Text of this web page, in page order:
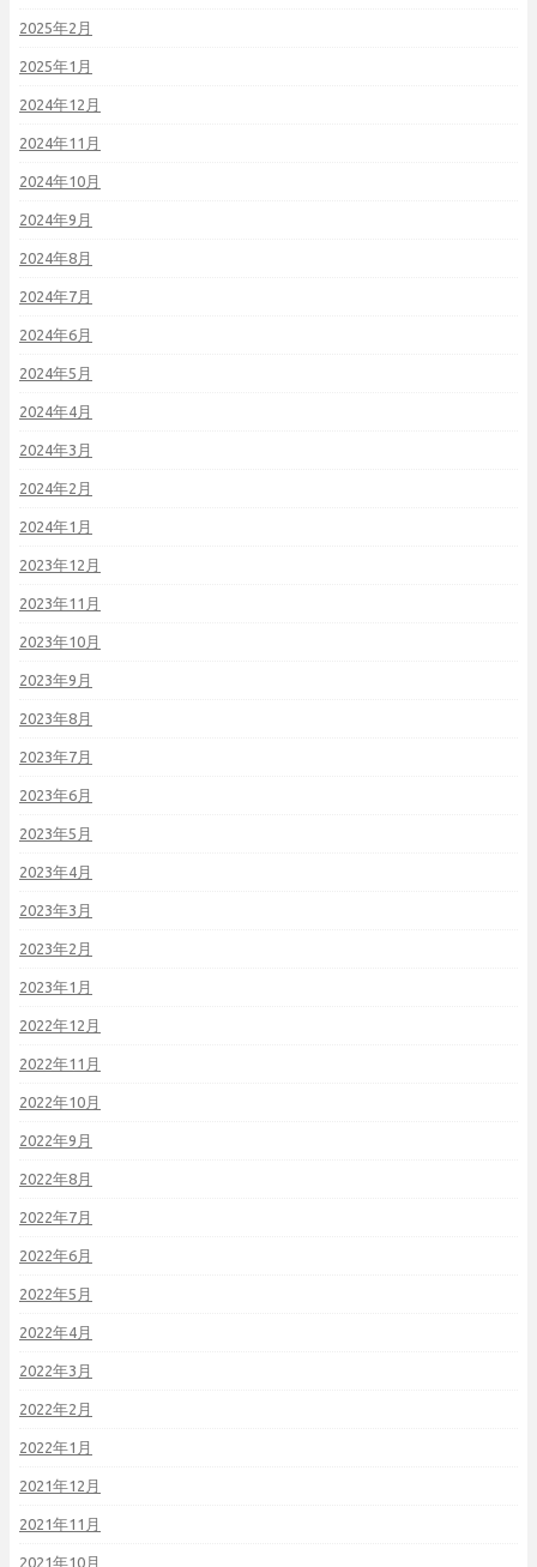
2025年2月
2025年1月
2024年12月
2024年11月
2024年10月
2024年9月
2024年8月
2024年7月
2024年6月
2024年5月
2024年4月
2024年3月
2024年2月
2024年1月
2023年12月
2023年11月
2023年10月
2023年9月
2023年8月
2023年7月
2023年6月
2023年5月
2023年4月
2023年3月
2023年2月
2023年1月
2022年12月
2022年11月
2022年10月
2022年9月
2022年8月
2022年7月
2022年6月
2022年5月
2022年4月
2022年3月
2022年2月
2022年1月
2021年12月
2021年11月
2021年10月